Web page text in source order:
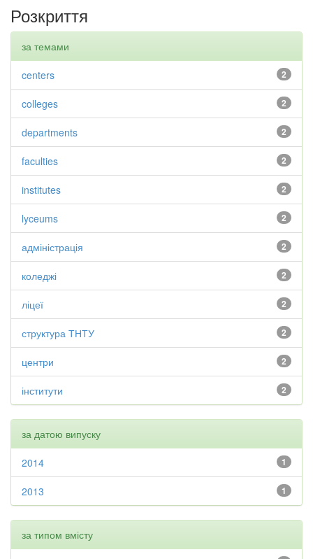
Розкриття
за темами
2
centers
2
colleges
2
departments
2
faculties
2
institutes
2
lyceums
2
адміністрація
2
коледжі
2
ліцеї
2
структура ТНТУ
2
центри
2
інститути
за датою випуску
1
2014
1
2013
за типом вмісту